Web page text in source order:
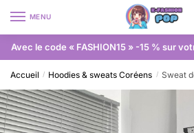
MENU
Avec le code « FASHION15 » -15 % sur
Accueil / Hoodies & sweats Coréens / Sweat